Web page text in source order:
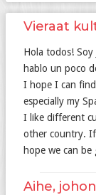
Vieraat
Hola todos! Soy
hablo un poco
I hope I can
especially my
I like different
other country. If
hope we can
Aihe,